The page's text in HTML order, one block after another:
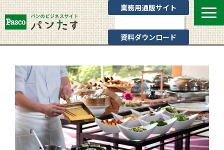
業務用通販サイト
資料ダウンロード
業態別提案
カテゴリ一覧
お役立ちブログ
Pascoのサポート
通販サイトのご案内